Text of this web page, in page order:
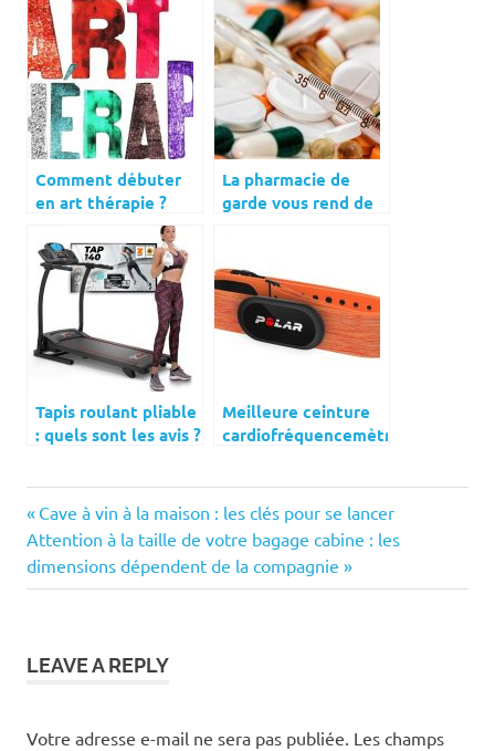
Comment débuter
en art thérapie ?
La pharmacie de
garde vous rend de
Tapis roulant pliable
: quels sont les avis ?
Meilleure ceinture
cardiofréquencemètre :
Navigation
de
Previous
Post:
Cave à vin à la maison : les clés pour se lancer
Next
Post:
Attention à la taille de votre bagage cabine : les
dimensions dépendent de la compagnie
LEAVE A REPLY
Votre adresse e-mail ne sera pas publiée. Les champs